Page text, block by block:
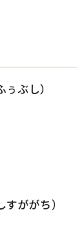
ぶし）
ががち）